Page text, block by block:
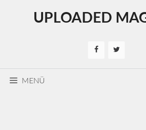
UPLOADED
MENÜ